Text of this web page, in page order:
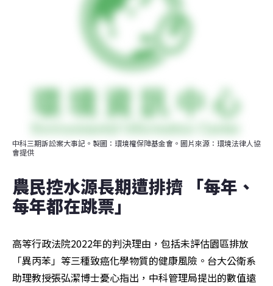
中科三期訴訟案大事記。製圖：環境權保障基金會。圖片來源：環境法律人協
會提供
農民控水源長期遭排擠 「每年、
每年都在跳票」
高等行政法院2022年的判決理由，包括未評估園區排放
「異丙苯」等三種致癌化學物質的健康風險。台大公衛系
助理教授張弘潔博士憂心指出，中科管理局提出的數值遠